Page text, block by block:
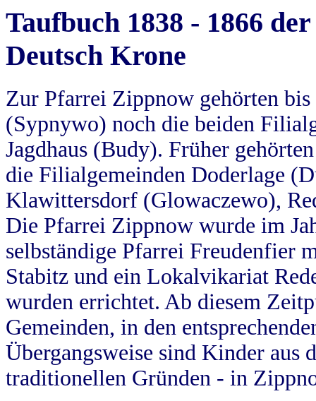
Taufbuch 1838 - 1866
Deutsch Krone
Zur Pfarrei Zippnow gehörten
(Sypnywo) noch die beiden
Jagdhaus (Budy). Früher
die Filialgemeinden Doderlage
Klawittersdorf (Glowaczewo),
Die Pfarrei Zippnow wurde im
selbständige Pfarrei Freudenfier
Stabitz und ein Lokalvikariat
wurden errichtet. Ab diesem
Gemeinden, in den
Übergangsweise sind Kinder aus
traditionellen Gründen - in